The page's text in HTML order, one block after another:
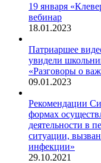
19 января
вебинар
18.01.2023
Патриаршее
увидели
«Разговоры о
09.01.2023
Рекомендации
формах
деятельности в
ситуации,
инфекции»
29.10.2021